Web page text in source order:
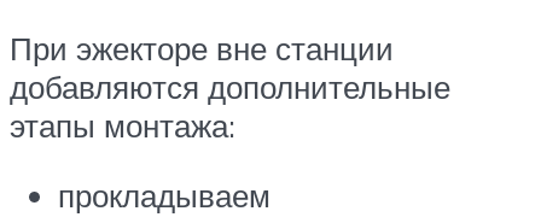
При эжекторе вне станции
добавляются дополнительные
этапы монтажа:
прокладываем